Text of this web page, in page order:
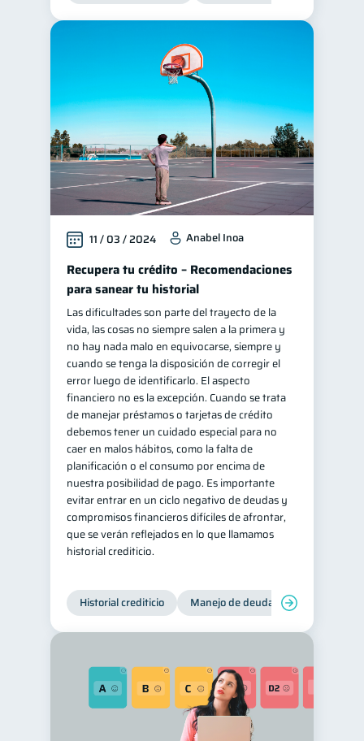
11 / 03 / 2024 Anabel Inoa
Recupera tu crédito – Recomendaciones
para sanear tu historial
Las dificultades son parte del trayecto de la
vida, las cosas no siempre salen a la primera y
no hay nada malo en equivocarse, siempre y
cuando se tenga la disposición de corregir el
error luego de identificarlo. El aspecto
financiero no es la excepción. Cuando se trata
de manejar préstamos o tarjetas de crédito
debemos tener un cuidado especial para no
caer en malos hábitos, como la falta de
planificación o el consumo por encima de
nuestra posibilidad de pago. Es importante
evitar entrar en un ciclo negativo de deudas y
compromisos financieros difíciles de afrontar,
que se verán reflejados en lo que llamamos
historial crediticio.
Historial crediticio Manejo de deudas